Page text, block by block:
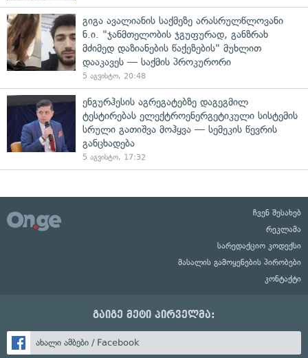
გიგა ავალიანის საქმეზე არასრულწლოვანი
ნ.ი. "ჯანმთელობის ჯგუფურად, განზრახ
მძიმედ დაზიანების წაქეზების" მუხლით
დააკავეს — საქმის პროკურორი
5 აგვისტო, 20:48
ენგურჰესის აგრეგატებზე დაგეგმილ
ტესტირებას ელექტროენერგეტიკული სისტემის
სრული გათიშვა მოჰყვა — სემეკის წევრის
განცხადება
5 აგვისტო, 17:32
ჩვენ შესახებ
რეკლამა
სარედაქციო კოდექსი
მასალის გამოყენების პირობები
კონტაქტი
გაიგე მეტი პირველმა:
ახალი ამბები / Facebook